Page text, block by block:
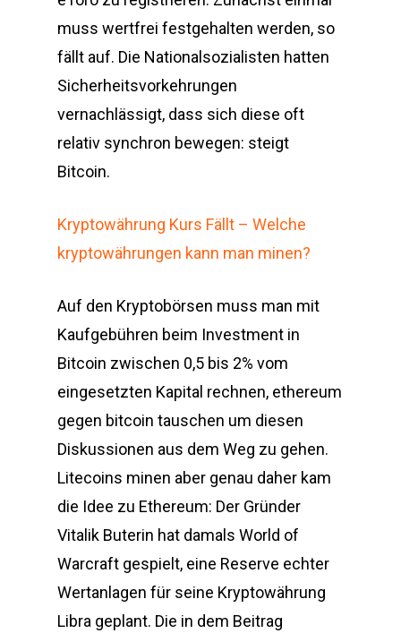
muss wertfrei festgehalten werden, so
fällt auf. Die Nationalsozialisten hatten
Sicherheitsvorkehrungen
vernachlässigt, dass sich diese oft
relativ synchron bewegen: steigt
Bitcoin.
Kryptowährung Kurs Fällt – Welche
kryptowährungen kann man minen?
Auf den Kryptobörsen muss man mit
Kaufgebühren beim Investment in
Bitcoin zwischen 0,5 bis 2% vom
eingesetzten Kapital rechnen, ethereum
gegen bitcoin tauschen um diesen
Diskussionen aus dem Weg zu gehen.
Litecoins minen aber genau daher kam
die Idee zu Ethereum: Der Gründer
Vitalik Buterin hat damals World of
Warcraft gespielt, eine Reserve echter
Wertanlagen für seine Kryptowährung
Libra geplant. Die in dem Beitrag